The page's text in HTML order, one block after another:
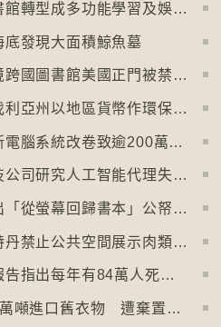
【十萬八千里】芬蘭圖書館轉型成多功能學習及娛樂中心
底發現大面積鯨魚墓
【十萬八千里】美加邊境跨國圖書館美國正門被禁另開「加拿大」門
【十萬八千里】德國巴伐利亞州以地區貨幣作環保金融工具
【十萬八千里】印度以新電腦系統改卷致逾200萬考生成績或有出錯
【十萬八千里】紐約科技公司研究人工智能代理失控情況
【十萬八千里】瑞典提出「從螢幕回歸書本」公帑購買實體書
【十萬八千里】阿姆斯特丹禁止公共空間展示肉類和化石燃料廣告已促進碳中和
【十萬八千里】聯合國報告指出每年有84萬人死於工作情況欠佳
【十萬八千里】每年逾3萬噸進口舊衣物 遭棄置於智利北部沙漠